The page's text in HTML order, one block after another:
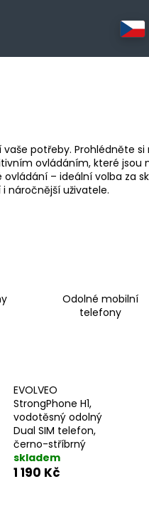
potřeby. Prohlédněte si
ovládáním, které jsou
ovládání – ideální volba za
náročnější uživatele.
Odolné mobilní
telefony
EVOLVEO
StrongPhone H1,
vodotěsný odolný
Dual SIM telefon,
černo-stříbrný
skladem
1 190 Kč